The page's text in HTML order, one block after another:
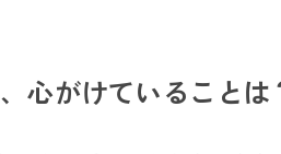
心がけていることは